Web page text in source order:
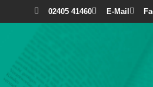
02405 41460 E-Mail